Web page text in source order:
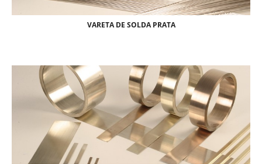
VARETA DE SOLDA PRATA